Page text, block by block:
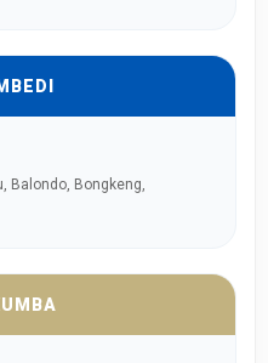
Balondo, Bongkeng,